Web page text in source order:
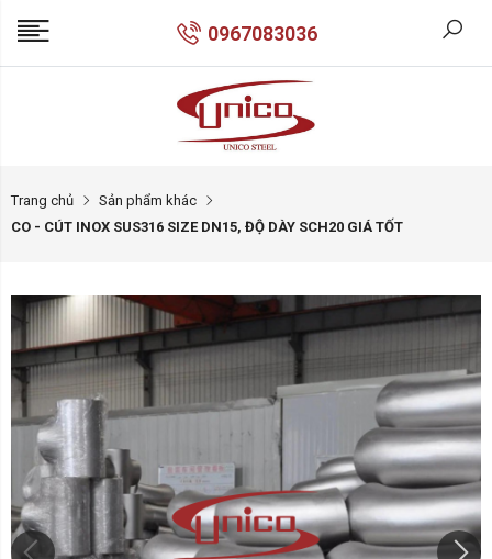
0967083036
Trang chủ
Sản phẩm khác
CO - CÚT INOX SUS316 SIZE DN15, ĐỘ DÀY SCH20 GIÁ TỐT